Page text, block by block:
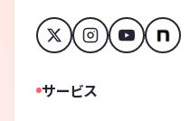
サービス